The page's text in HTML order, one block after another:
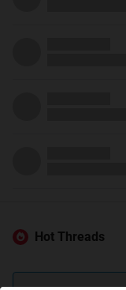
Hot Threads